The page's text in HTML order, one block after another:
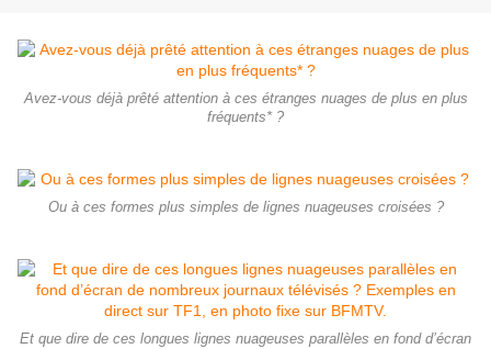
Avez-vous déjà prêté attention à ces étranges nuages de plus en plus
fréquents* ?
Ou à ces formes plus simples de lignes nuageuses croisées ?
Et que dire de ces longues lignes nuageuses parallèles en fond d’écran